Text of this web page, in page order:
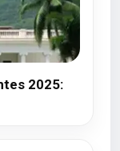
2025: